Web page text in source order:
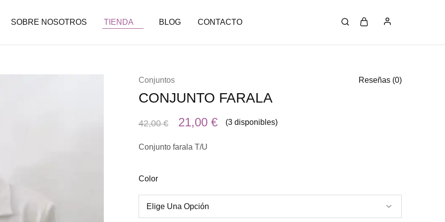
SOBRE NOSOTROS TIENDA BLOG CONTACTO
Conjuntos Reseñas (0)
CONJUNTO FARALA
42,00€ 21,00 € (3 disponibles)
Conjunto farala T/U
Color